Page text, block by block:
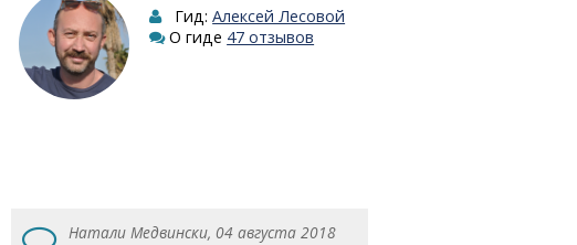
Гид:Алексей Лесовой
О гиде 47 отзывов
Натали Медвински, 04 августа 2018